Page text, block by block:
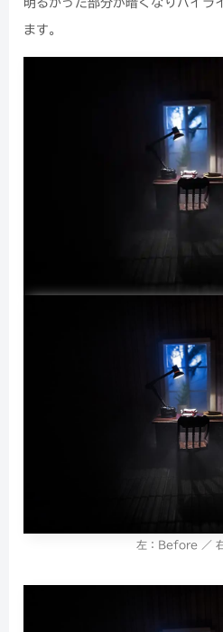
ます。
左：Before ／